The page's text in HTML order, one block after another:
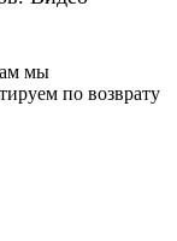
мы
по возврату